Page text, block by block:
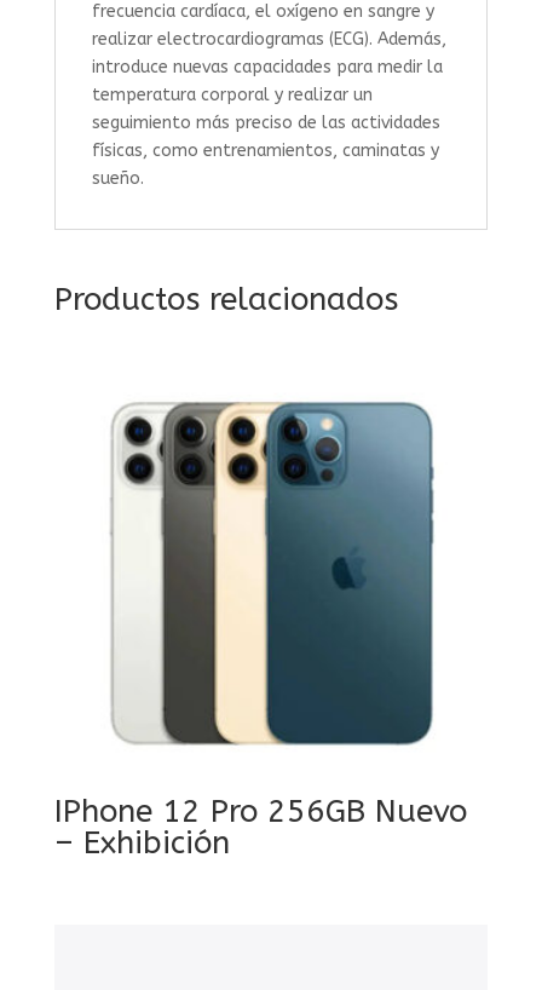
frecuencia cardíaca, el oxígeno en sangre y
realizar electrocardiogramas (ECG). Además,
introduce nuevas capacidades para medir la
temperatura corporal y realizar un
seguimiento más preciso de las actividades
físicas, como entrenamientos, caminatas y
sueño.
Productos relacionados
IPhone 12 Pro 256GB Nuevo
– Exhibición